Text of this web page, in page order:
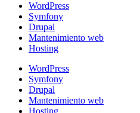
WordPress
Symfony
Drupal
Mantenimiento web
Hosting
WordPress
Symfony
Drupal
Mantenimiento web